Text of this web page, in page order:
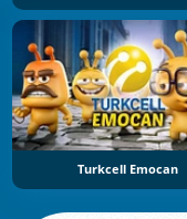
Turkcell Emocan